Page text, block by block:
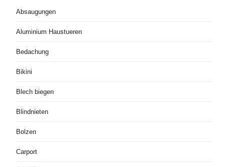
Absaugungen
Aluminium Haustueren
Bedachung
Bikini
Blech biegen
Blindnieten
Bolzen
Carport